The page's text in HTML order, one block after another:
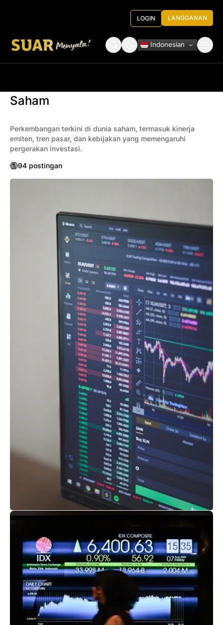
LOGIN LANGGANAN
Indonesian
Saham
Perkembangan terkini di dunia saham, termasuk kinerja
emiten, tren pasar, dan kebijakan yang memengaruhi
pergerakan investasi.
94 postingan